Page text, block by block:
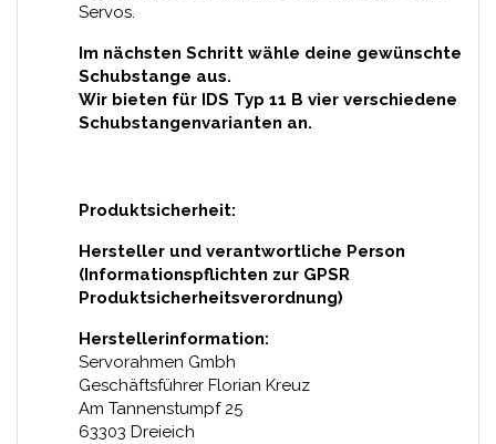
Servos.
Im nächsten Schritt wähle deine gewünschte
Schubstange aus.
Wir bieten für IDS Typ 11 B vier verschiedene
Schubstangenvarianten an.
Produktsicherheit:
Hersteller und verantwortliche Person
(Informationspflichten zur GPSR
Produktsicherheitsverordnung)
Herstellerinformation:
Servorahmen Gmbh
Geschäftsführer Florian Kreuz
Am Tannenstumpf 25
63303 Dreieich